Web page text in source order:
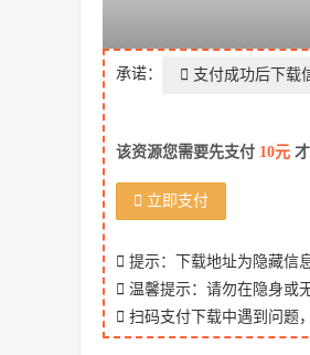
承诺： 支付成功后下载
该资源您需要先支付 10元
立即支付
提示：下载地址为隐藏信
温馨提示：请勿在隐身或
扫码支付下载中遇到问题